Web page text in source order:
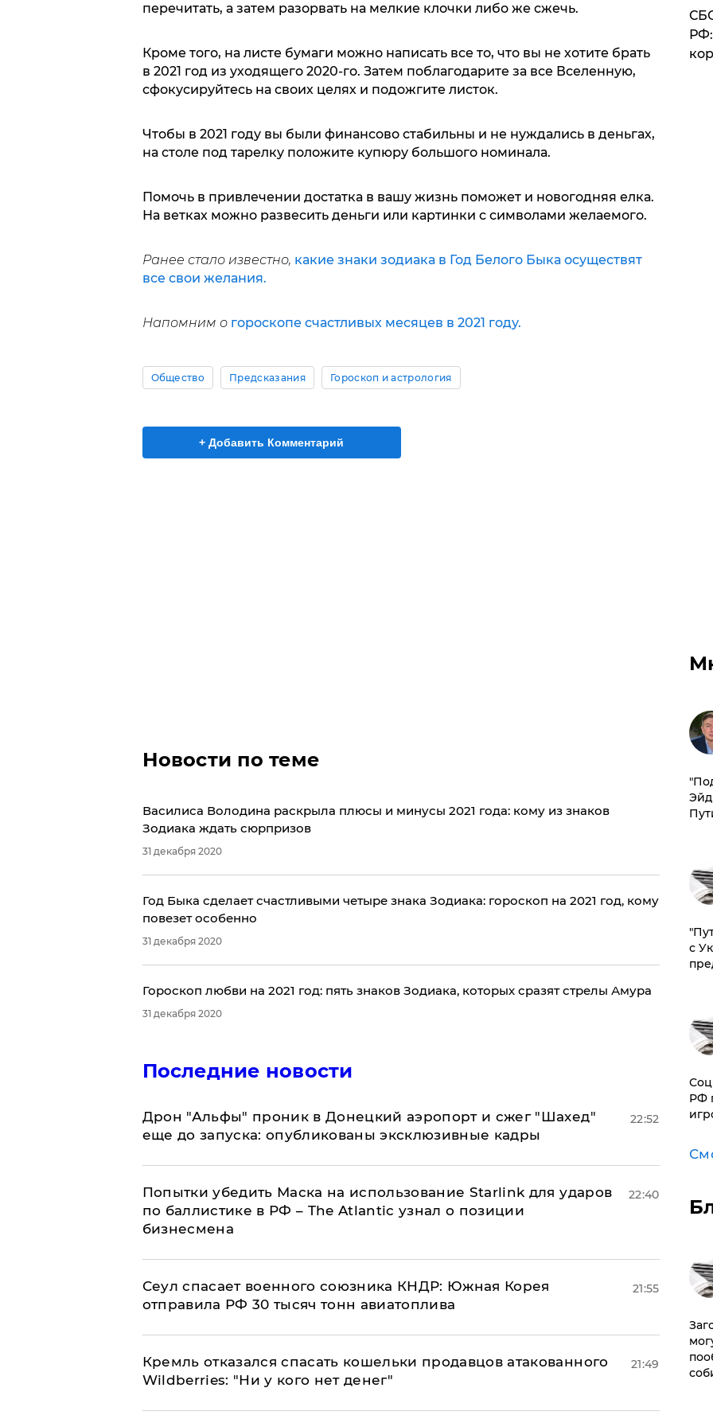
перечитать, а затем разорвать на мелкие клочки либо же сжечь.
Кроме того, на листе бумаги можно написать все то, что вы не хотите брать
в 2021 год из уходящего 2020-го. Затем поблагодарите за все Вселенную,
сфокусируйтесь на своих целях и подожгите листок.
Чтобы в 2021 году вы были финансово стабильны и не нуждались в деньгах,
на столе под тарелку положите купюру большого номинала.
Помочь в привлечении достатка в вашу жизнь поможет и новогодняя елка.
На ветках можно развесить деньги или картинки с символами желаемого.
Ранее стало известно, какие знаки зодиака в Год Белого Быка осуществят
все свои желания.
Напомним о гороскопе счастливых месяцев в 2021 году.
Общество Предсказания Гороскоп и астрология
+ Добавить Комментарий
Новости по теме
Василиса Володина раскрыла плюсы и минусы 2021 года: кому из знаков
Зодиака ждать сюрпризов
31 декабря 2020
Год Быка сделает счастливыми четыре знака Зодиака: гороскоп на 2021 год, кому
повезет особенно
31 декабря 2020
Гороскоп любви на 2021 год: пять знаков Зодиака, которых сразят стрелы Амура
31 декабря 2020
Последние новости
Дрон "Альфы" проник в Донецкий аэропорт и сжег "Шахед"
еще до запуска: опубликованы эксклюзивные кадры
22:52
Попытки убедить Маска на использование Starlink для ударов
по баллистике в РФ – The Atlantic узнал о позиции
бизнесмена
22:40
​Сеул спасает военного союзника КНДР: Южная Корея
отправила РФ 30 тысяч тонн авиатоплива
21:55
Кремль отказался спасать кошельки продавцов атакованного
Wildberries: "Ни у кого нет денег"
21:49
с
РФ